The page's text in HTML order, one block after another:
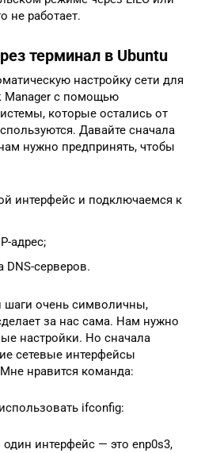
не работает.
терминал в Ubuntu
настройку сети для
Manager с помощью
которые остались от
Давайте сначала
нужно предпринять, чтобы
интерфейс и подключаемся к
адрес;
DNS-серверов.
шаги очень символичны,
за нас сама. Нам нужно
настройки. Но сначала
сетевые интерфейсы
нравится команда:
ifconfig:
интерфейс — это enp0s3,